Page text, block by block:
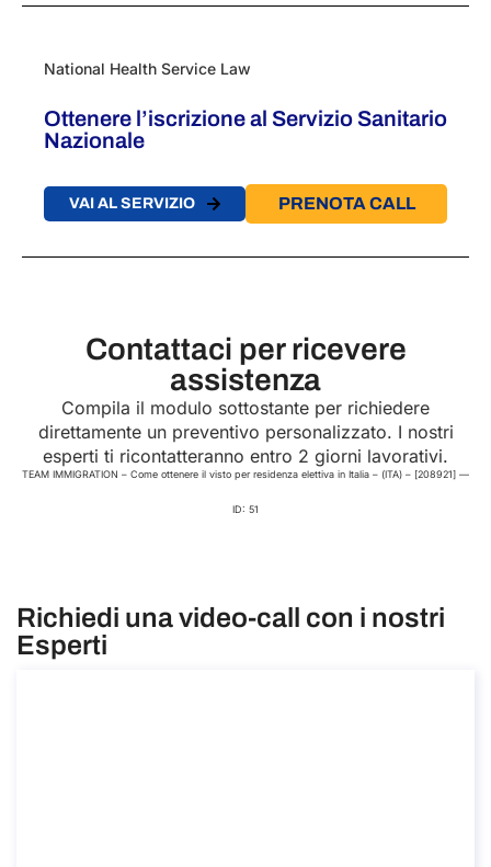
National Health Service Law
Ottenere l’iscrizione al Servizio Sanitario
Nazionale
VAI AL SERVIZIO PRENOTA CALL
Contattaci per ricevere
assistenza
Compila il modulo sottostante per richiedere
direttamente un preventivo personalizzato. I nostri
esperti ti ricontatteranno entro 2 giorni lavorativi.
TEAM IMMIGRATION – Come ottenere il visto per residenza elettiva in Italia – (ITA) – [208921] —
ID: 51
Richiedi una video-call con i nostri
Esperti